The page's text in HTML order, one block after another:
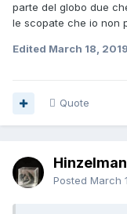
parte del globo due
le scopate che io non
Edited March 18, 2019
Quote
Posted March